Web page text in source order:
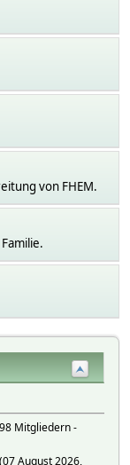
von FHEM.
Mitgliedern -
(07 August 2026,